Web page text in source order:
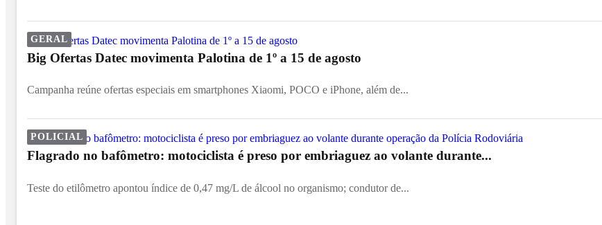
GERAL
Big Ofertas Datec movimenta Palotina de 1º a 15 de agosto
Campanha reúne ofertas especiais em smartphones Xiaomi, POCO e iPhone, além de...
POLICIAL
Flagrado no bafômetro: motociclista é preso por embriaguez ao volante durante...
Teste do etilômetro apontou índice de 0,47 mg/L de álcool no organismo; condutor de...